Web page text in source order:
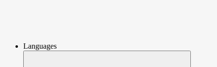
Languages